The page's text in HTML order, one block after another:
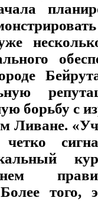
борьбу с
Ливане.
того,